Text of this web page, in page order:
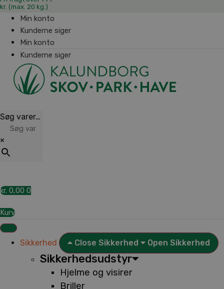
kr. (max. 20 kg.)
Min konto
Kunderne siger
Min konto
Kunderne siger
Søg varer…
×
kr. 0,00 0
Kurv
Sikkerhed Close Sikkerhed Open Sikkerhed
Sikkerhedsudstyr
Hjelme og visirer
Briller